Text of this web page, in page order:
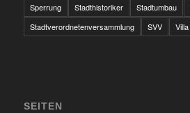
Sperrung
Stadthistoriker Stadtumbau
Stadtverordnetenversammlung
SVV
SEITEN